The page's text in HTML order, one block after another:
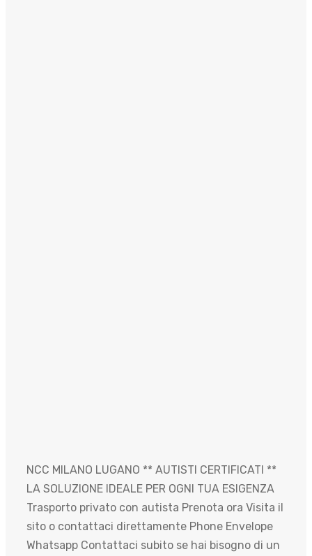
NCC MILANO LUGANO ** AUTISTI CERTIFICATI **
LA SOLUZIONE IDEALE PER OGNI TUA ESIGENZA
Trasporto privato con autista Prenota ora Visita il
sito o contattaci direttamente Phone Envelope
Whatsapp Contattaci subito se hai bisogno di un